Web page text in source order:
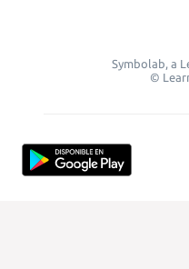
Symbolab, a
©